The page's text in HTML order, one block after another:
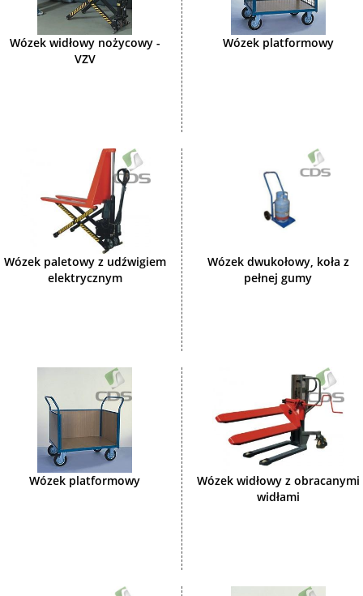
Wózek widłowy nożycowy -
VZV
Wózek platformowy
Wózek paletowy z udźwigiem
elektrycznym
Wózek dwukołowy, koła z
pełnej gumy
Wózek platformowy
Wózek widłowy z obracanymi
widłami